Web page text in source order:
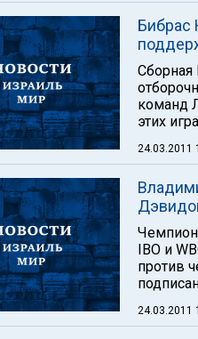
Бибрас
Сборная
команд
этих
24.03.2011
Чемпион
IBO и
против
24.03.2011